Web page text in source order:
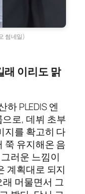
썸네일)
래 이리도 맑
하 PLEDIS 엔
로, 데뷔 초부
지를 확고히 다
쭉 유지해온 음
러운 느낌이
계획대로 되지
래 머물면서 그